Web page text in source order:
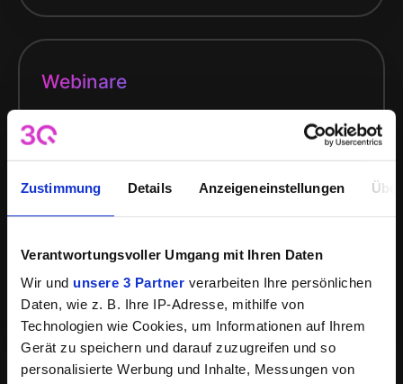
Zustimmung Details Anzeigeneinstellungen
Verantwortungsvoller Umgang mit Ihren Daten
Wir und unsere 3 Partner verarbeiten Ihre persönlichen
Daten, wie z. B. Ihre IP-Adresse, mithilfe von
Technologien wie Cookies, um Informationen auf Ihrem
Gerät zu speichern und darauf zuzugreifen und so
personalisierte Werbung und Inhalte, Messungen von
Webinare
Die beste Lösung für interaktive Online Seminare,
die sich an größere Gruppen von 20 bis mehreren
hundert Teilnehmern richten.
Wenn Sie Fortbildungen, Produktpräsentationen
oder Diskussionsrunden live veranstalten
Mehr erfahren